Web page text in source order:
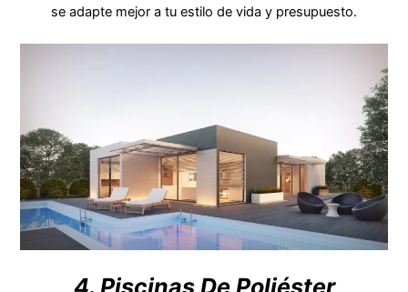
se adapte mejor a tu estilo de vida y presupuesto.